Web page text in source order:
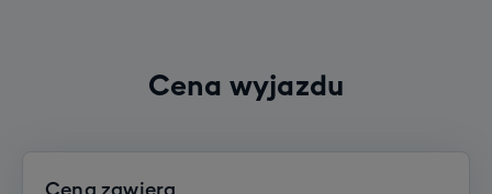
Cena wyjazdu